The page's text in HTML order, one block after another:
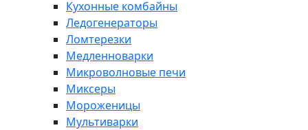
Кухонные комбайны
Ледогенераторы
Ломтерезки
Медленноварки
Микроволновые печи
Миксеры
Мороженицы
Мультиварки